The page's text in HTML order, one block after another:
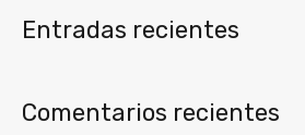
Entradas recientes
Comentarios recientes